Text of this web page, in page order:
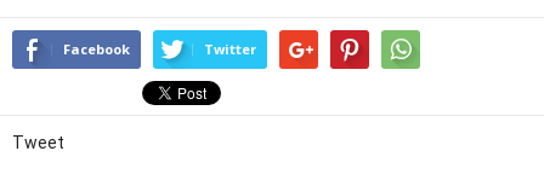
Facebook Twitter
Tweet